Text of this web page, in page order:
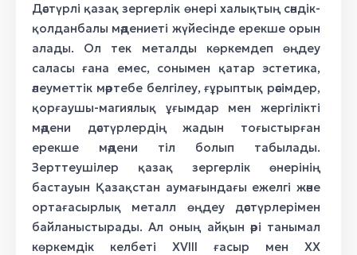
Түйреуіш
Білезік
Білезік
Білезік
Білезік
Білезік
Білезік
Білезік
Кұдағи жүзік
Жүзік
Жүзік
Әйел белдігі
Қапсырма
Әйел белдігі
Қапсырма
Қапсырма
Қапсырма
Күміс белдік
Кісе белдік
Түйреуіш
Қапсырма
Зубочистка и ухочистка
Әйелдер ері
Жағылан
Жүген
Құйысқан
Дәстүрлі қазақ зергерлік өнері халықтың сәндік-
қолданбалы мәдениеті жүйесінде ерекше орын
алады. Ол тек металды көркемдеп өңдеу
саласы ғана емес, сонымен қатар эстетика,
әлеуметтік мәртебе белгілеу, ғұрыптық рәсімдер,
қорғаушы-магиялық ұғымдар мен жергілікті
мәдени дәстүрлердің жадын тоғыстырған
ерекше мәдени тіл болып табылады.
Зерттеушілер қазақ зергерлік өнерінің
бастауын Қазақстан аумағындағы ежелгі және
ортағасырлық металл өңдеу дәстүрлерімен
байланыстырады. Ал оның айқын әрі танымал
көркемдік келбеті XVIII ғасыр мен XX